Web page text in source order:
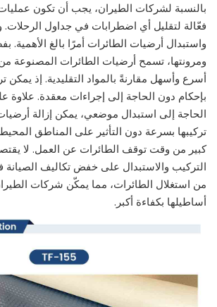
بالنسبة لشركات الطيران، يجب أن تكون
فعّالة لتقليل أي اضطرابات في جداول
واستبدال أرضيات الطائرات أمرًا بالغ الأهمية.
أسرع وأسهل مقارنةً بالمواد التقليدية. إذ يمكن
بإحكام دون الحاجة إلى إجراءات معقدة.
تركيبها بسرعة دون التأثير على المناطق
كبير من وقت توقف الطائرات عن العمل. لا
التركيب والاستبدال على خفض تكاليف
من استغلال الطائرات، مما يمكّن شركات
أساطيلها بكفاءة أكبر.